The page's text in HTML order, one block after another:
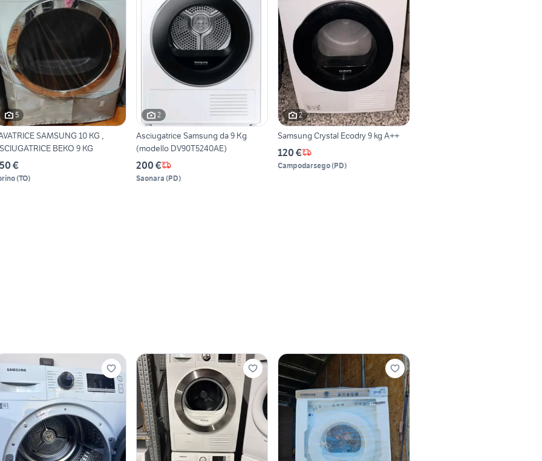
5
SAMSUNG 10 KG ,
BEKO 9 KG
€
(TO)
2
Asciugatrice Samsung da 9 Kg
(modello DV90T5240AE)
200 €
Saonara (PD)
2
Samsung Crystal Ecodry 9 kg A++
120 €
Campodarsego(PD)